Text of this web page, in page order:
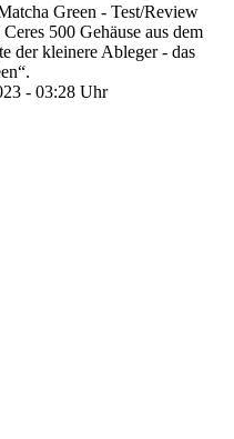
Green - Test/Review
500 Gehäuse aus dem
der kleinere Ableger - das
- 03:28 Uhr